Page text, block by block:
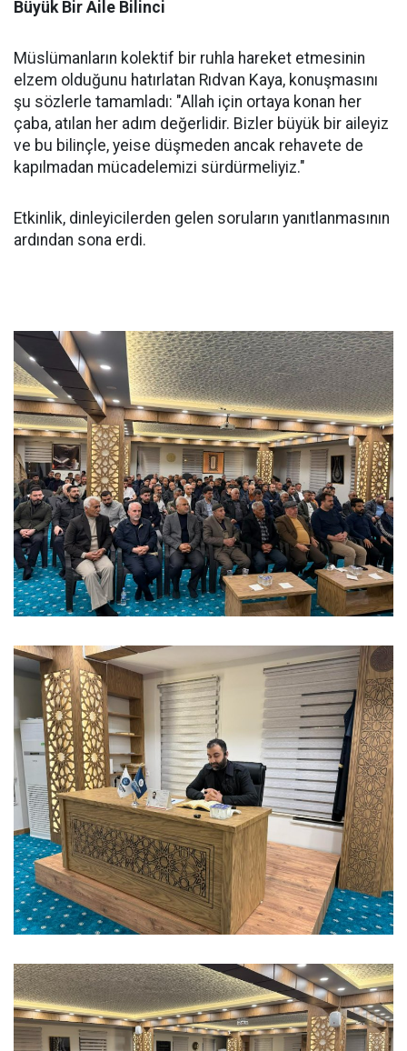
Büyük Bir Aile Bilinci
Müslümanların kolektif bir ruhla hareket etmesinin
elzem olduğunu hatırlatan Rıdvan Kaya, konuşmasını
şu sözlerle tamamladı: "Allah için ortaya konan her
çaba, atılan her adım değerlidir. Bizler büyük bir aileyiz
ve bu bilinçle, yeise düşmeden ancak rehavete de
kapılmadan mücadelemizi sürdürmeliyiz."
Etkinlik, dinleyicilerden gelen soruların yanıtlanmasının
ardından sona erdi.